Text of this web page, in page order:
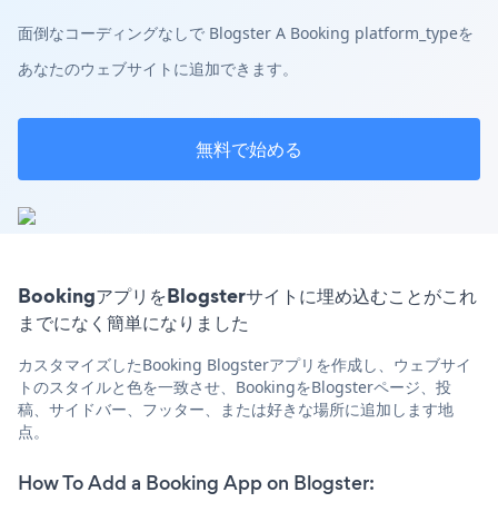
面倒なコーディングなしで Blogster A Booking platform_typeを
あなたのウェブサイトに追加できます。
無料で始める
BookingアプリをBlogsterサイトに埋め込むことがこれ
までになく簡単になりました
カスタマイズしたBooking Blogsterアプリを作成し、ウェブサイ
トのスタイルと色を一致させ、BookingをBlogsterページ、投
稿、サイドバー、フッター、または好きな場所に追加します地
点。
How To Add a Booking App on Blogster: